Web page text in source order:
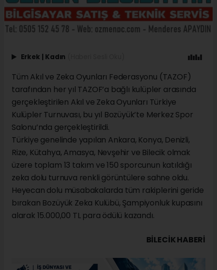
Erkek | Kadın
Tüm Akıl ve Zeka Oyunları Federasyonu (TAZOF)
tarafından her yıl TAZOF’a bağlı kulüpler arasında
gerçekleştirilen Akıl ve Zeka Oyunları Türkiye
Kulüpler Turnuvası, bu yıl Bozüyük’te Merkez Spor
Salonu’nda gerçekleştirildi.
Türkiye genelinde yapılan Ankara, Konya, Denizli,
Rize, Kütahya, Amasya, Nevşehir ve Bilecik olmak
üzere toplam 13 takım ve 150 sporcunun katıldığı
zeka dolu turnuva renkli görüntülere sahne oldu.
Heyecan dolu müsabakalarda tüm rakiplerini geride
bırakan Bozüyük Zeka Kulübü, Şampiyonluk kupasını
alarak 15.000,00 TL para ödülü kazandı.
BILECIK HABERİ